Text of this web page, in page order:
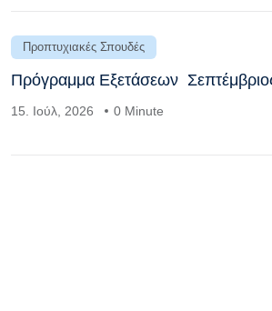
Προπτυχιακές Σπουδές
Πρόγραμμα Εξετάσεων
15. Ιούλ, 2026 0 Minute